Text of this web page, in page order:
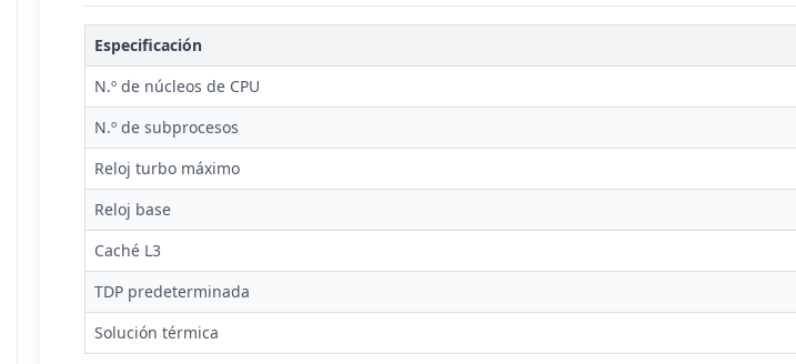
Especificación
N.º de núcleos de CPU
N.º de subprocesos
Reloj turbo máximo
Reloj base
Caché L3
TDP predeterminada
Solución térmica